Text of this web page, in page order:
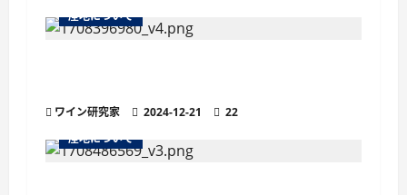
シ
ン
産地について
ワイン研究家 2024-12-21
22
産地について